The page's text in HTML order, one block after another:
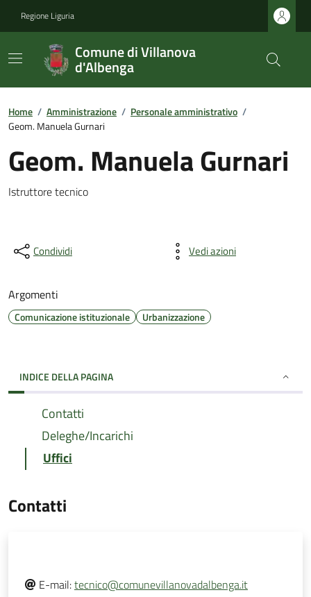
Regione Liguria
Comune di Villanova
d'Albenga
Home / Amministrazione / Personale amministrativo /
Geom. Manuela Gurnari
Geom. Manuela Gurnari
Istruttore tecnico
Condividi Vedi azioni
Argomenti
Comunicazione istituzionale Urbanizzazione
INDICE DELLA PAGINA
Contatti
Deleghe/Incarichi
Uffici
Contatti
E-mail:tecnico@comunevillanovadalbenga.it